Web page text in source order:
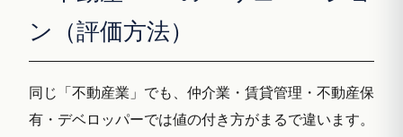
ン（評価方法）
同じ「不動産業」でも、仲介業・賃貸管理・不動産保
有・デベロッパーでは値の付き方がまるで違います。